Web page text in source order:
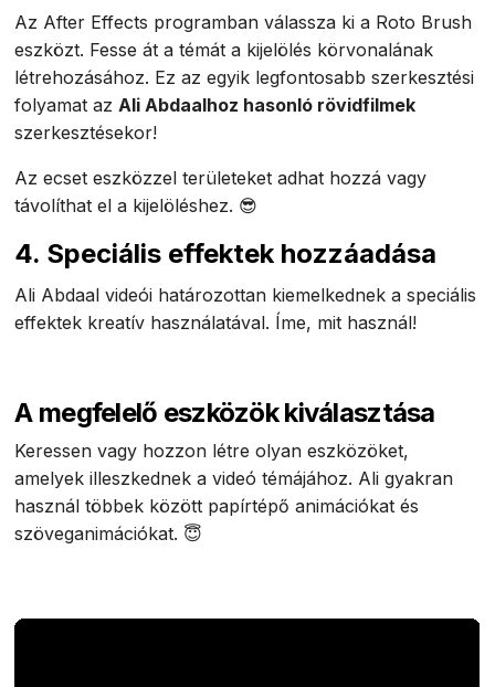
Az After Effects programban válassza ki a Roto Brush
eszközt. Fesse át a témát a kijelölés körvonalának
létrehozásához. Ez az egyik legfontosabb szerkesztési
folyamat azAli Abdaalhoz hasonló rövidfilmek
szerkesztésekor!
Az ecset eszközzel területeket adhat hozzá vagy
távolíthat el a kijelöléshez. 😎
4. Speciális effektek hozzáadása
Ali Abdaal videói határozottan kiemelkednek a speciális
effektek kreatív használatával. Íme, mit használ!
A megfelelő eszközök kiválasztása
Keressen vagy hozzon létre olyan eszközöket,
amelyek illeszkednek a videó témájához. Ali gyakran
használ többek között papírtépő animációkat és
szöveganimációkat. 😇